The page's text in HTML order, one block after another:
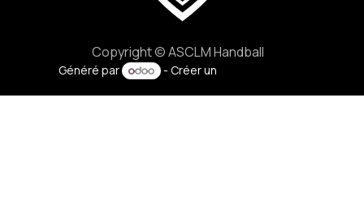
Copyright © ASCLM Handball
Généré par - Créer un